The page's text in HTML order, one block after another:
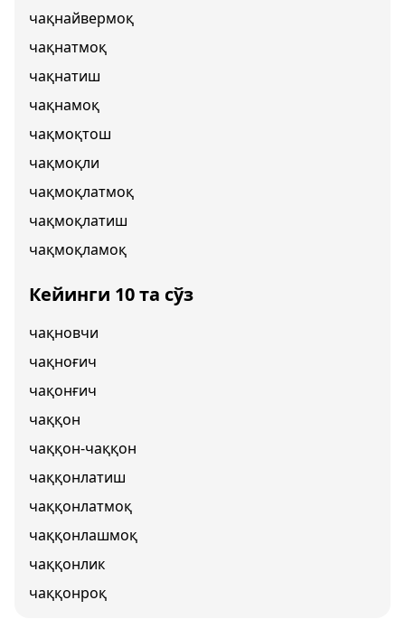
чақнайвермоқ
чақнатмоқ
чақнатиш
чақнамоқ
чақмоқтош
чақмоқли
чақмоқлатмоқ
чақмоқлатиш
чақмоқламоқ
Кейинги 10 та сўз
чақновчи
чақноғич
чақонғич
чаққон
чаққон-чаққон
чаққонлатиш
чаққонлатмоқ
чаққонлашмоқ
чаққонлик
чаққонроқ